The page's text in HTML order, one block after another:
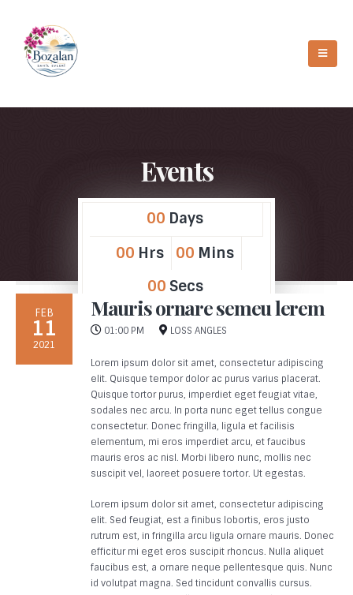
Events
00 Days
00 Hrs 00 Mins
00 Secs
FEB
11
2021
Mauris ornare semeu lerem
01:00 PM LOSS ANGLES
Lorem ipsum dolor sit amet, consectetur adipiscing
elit. Quisque tempor dolor ac purus varius placerat.
Quisque tortor purus, imperdiet eget feugiat vitae,
sodales nec arcu. In porta nunc eget tellus congue
consectetur. Donec fringilla, ligula et facilisis
elementum, mi eros imperdiet arcu, et faucibus
mauris eros ac nisl. Morbi libero nunc, mollis nec
suscipit vel, laoreet posuere tortor. Ut egestas.
Lorem ipsum dolor sit amet, consectetur adipiscing
elit. Sed feugiat, est a finibus lobortis, eros justo
rutrum est, in fringilla arcu ligula ornare mauris. Donec
efficitur mi eget eros suscipit rhoncus. Nulla aliquet
faucibus est, a ornare neque pellentesque quis. Nunc
id volutpat magna. Sed tincidunt convallis cursus.